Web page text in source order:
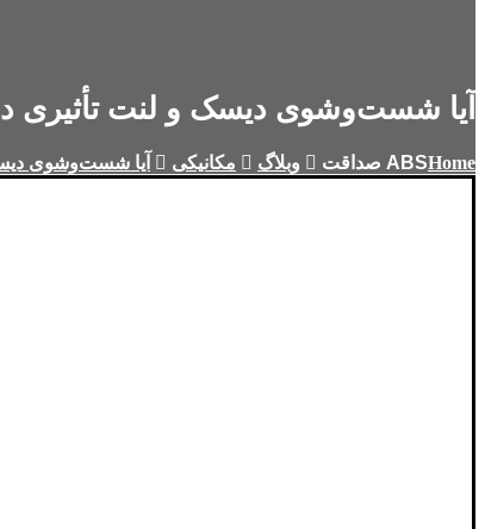
آیا شست‌وشوی دیسک و لنت تأثیری
Home وبلاگ مکانیکی آیا شست‌وشوی